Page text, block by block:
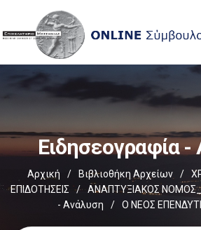
Ειδησεογραφία -
Αρχική / Βιβλιοθήκη Αρχείων /
ΕΠΙΔΟΤΗΣΕΙΣ
/ ΑΝΑΠΤΥΞΙΑΚΟΣ
- Ανάλυση
/ Ο ΝΕΟΣ